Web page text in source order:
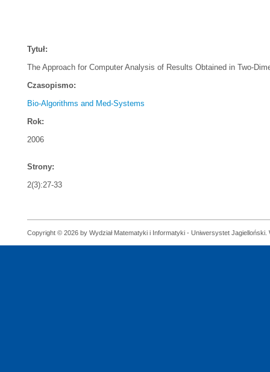
Tytuł:
The Approach for Computer Analysis of Results Obtained in Two-
Czasopismo:
Bio-Algorithms and Med-Systems
Rok:
2006
Strony:
2(3):27-33
Copyright © 2026 by Wydział Matematyki i Informatyki - Uniwersystet